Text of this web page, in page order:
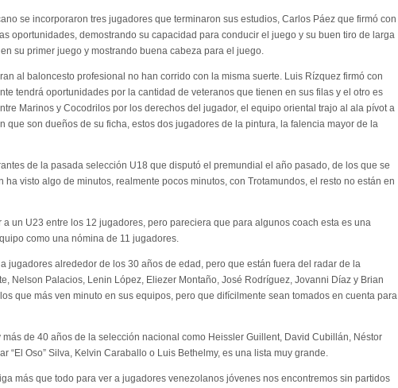
se incorporaron tres jugadores que terminaron sus estudios, Carlos Páez que firmó con
oportunidades, demostrando su capacidad para conducir el juego y su buen tiro de larga
su primer juego y mostrando buena cabeza para el juego.
al baloncesto profesional no han corrido con la misma suerte. Luis Rízquez firmó con
tendrá oportunidades por la cantidad de veteranos que tienen en sus filas y el otro es
Marinos y Cocodrilos por los derechos del jugador, el equipo oriental trajo al ala pívot a
que son dueños de su ficha, estos dos jugadores de la pintura, la falencia mayor de la
de la pasada selección U18 que disputó el premundial el año pasado, de los que se
visto algo de minutos, realmente pocos minutos, con Trotamundos, el resto no están en
a un U23 entre los 12 jugadores, pero pareciera que para algunos coach esta es una
como una nómina de 11 jugadores.
jugadores alrededor de los 30 años de edad, pero que están fuera del radar de la
Nelson Palacios, Lenin López, Eliezer Montaño, José Rodríguez, Jovanni Díaz y Brian
que más ven minuto en sus equipos, pero que difícilmente sean tomados en cuenta para
de 40 años de la selección nacional como Heissler Guillent, David Cubillán, Néstor
“El Oso” Silva, Kelvin Caraballo o Luis Bethelmy, es una lista muy grande.
más que todo para ver a jugadores venezolanos jóvenes nos encontremos sin partidos